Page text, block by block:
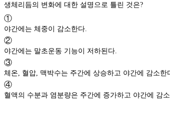
생체리듬의 변화에 대한 설명으로 틀린 것은?
①
야간에는 체중이 감소한다.
②
야간에는 말초운동 기능이 저하된다.
③
체온, 혈압, 맥박수는 주간에 상승하고 야간에 감소한
④
혈액의 수분과 염분량은 주간에 증가하고 야간에 감소